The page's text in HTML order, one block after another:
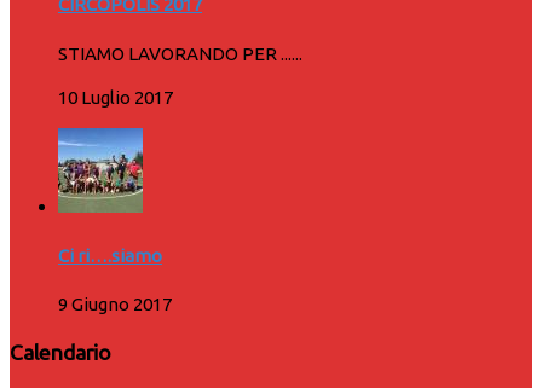
STIAMO LAVORANDO PER ......
10 Luglio 2017
Ci ri….siamo
9 Giugno 2017
Calendario